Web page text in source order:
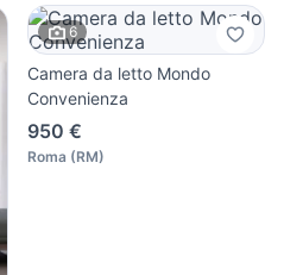
6
Camera da letto Mondo
Convenienza
950 €
Roma (RM)